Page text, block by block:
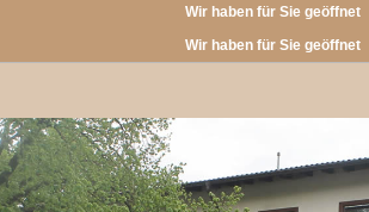
Wir haben für Sie geöffnet
Wir haben für Sie geöffnet